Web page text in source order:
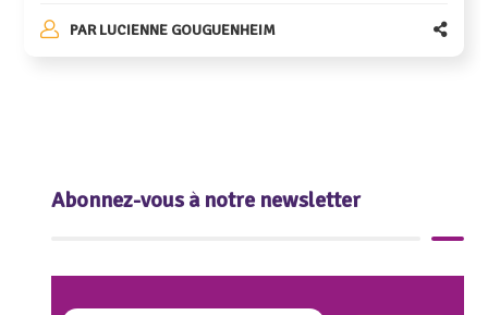
PARLUCIENNE GOUGUENHEIM
Abonnez-vous à notre newsletter